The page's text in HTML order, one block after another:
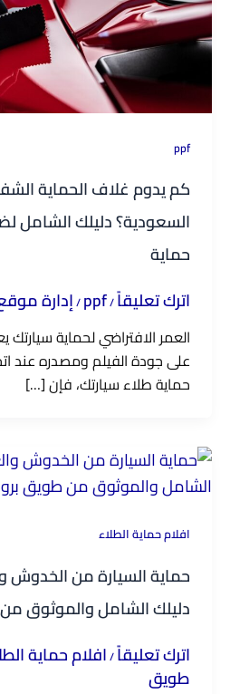
ppf
السعودية؟ دليلك الشامل
حماية
اترك تعليقاً/
ppf
/إدارة
العمر الافتراضي لحماية
على جودة الفيلم ومصدره عند
حماية طلاء سيارتك، فإن […]
افلام حماية الطلاء
حماية السيارة من الخدوش
دليلك الشامل والموثوق
اترك تعليقاً/افلام حماية
طويق